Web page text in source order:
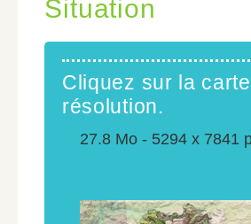
Situation
Cliquez sur la
résolution.
27.8 Mo - 5294 x 7841